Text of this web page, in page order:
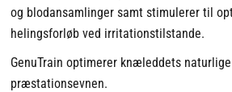
og blodansamlinger samt stimulerer til
helingsforløb ved irritationstilstande.
GenuTrain optimerer knæleddets
præstationsevnen.